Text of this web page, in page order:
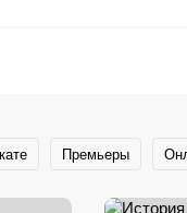
Премьеры